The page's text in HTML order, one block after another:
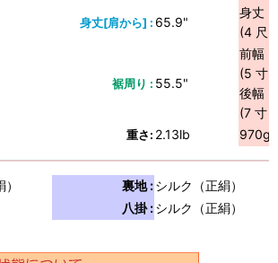
身丈[肩から] : 65.9"
身丈
(4 尺
裾周り : 55.5"
前幅
(5 寸
後幅
(7 寸
重さ: 2.13lb 970g
裏地 :シルク（正絹）
八掛 :シルク（正絹）